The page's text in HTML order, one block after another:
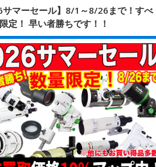
サマーセール】8/1～8/26まで！すべ
定！ 早い者勝ちです！！